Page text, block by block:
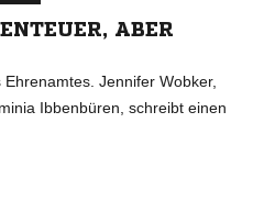
ABER
Jennifer Wobker,
Ibbenbüren, schreibt einen